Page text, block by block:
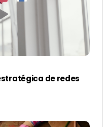
de redes